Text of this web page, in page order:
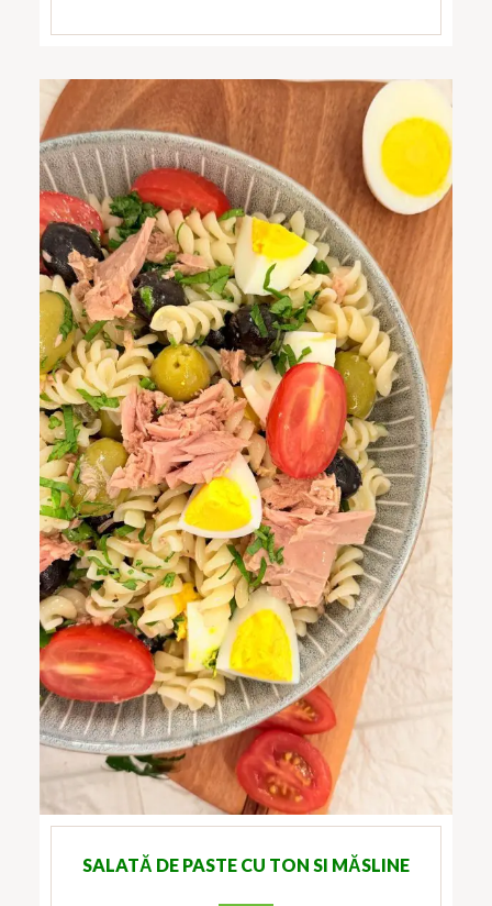
SALATĂ DE PASTE CU TON SI MĂSLINE